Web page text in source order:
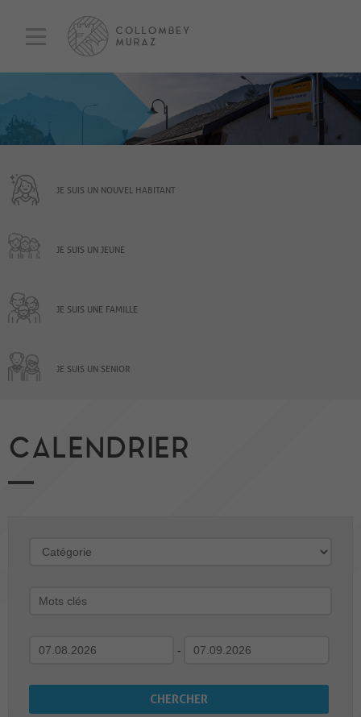
JE SUIS UN NOUVEL HABITANT
JE SUIS UN JEUNE
JE SUIS UNE FAMILLE
JE SUIS UN SENIOR
CALENDRIER
-